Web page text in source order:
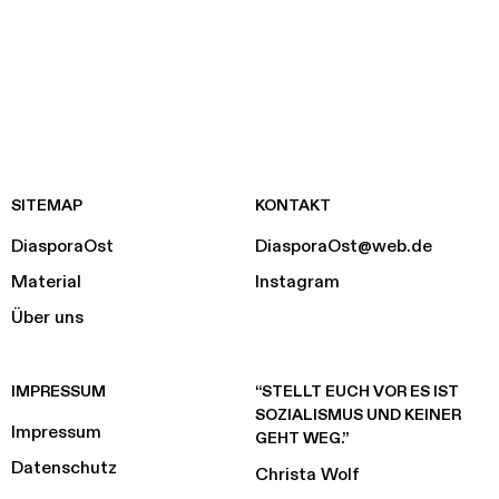
SITEMAP
DiasporaOst
Material
Über uns
KONTAKT
DiasporaOst@web.de
Instagram
IMPRESSUM
Impressum
Datenschutz
“STELLT EUCH VOR ES IST
SOZIALISMUS UND KEINER
GEHT WEG.”
Christa Wolf